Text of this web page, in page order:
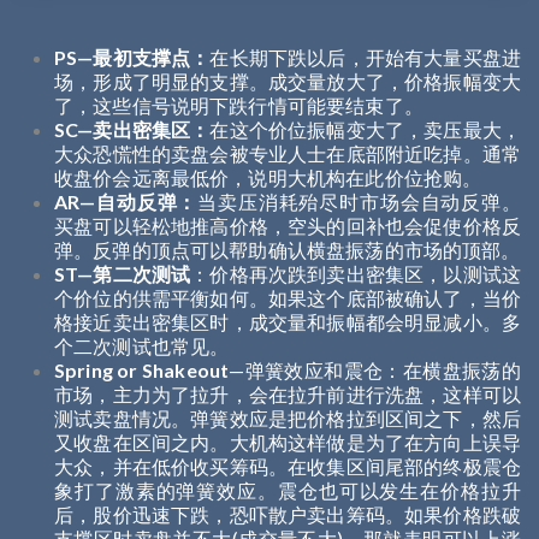
PS—最初支撑点：在长期下跌以后，开始有大量买盘进
场，形成了明显的支撑。成交量放大了，价格振幅变大
了，这些信号说明下跌行情可能要结束了。
SC—卖出密集区：在这个价位振幅变大了，卖压最大，
大众恐慌性的卖盘会被专业人士在底部附近吃掉。通常
收盘价会远离最低价，说明大机构在此价位抢购。
AR—自动反弹： 当卖压消耗殆尽时市场会自动反弹。
买盘可以轻松地推高价格，空头的回补也会促使价格反
弹。反弹的顶点可以帮助确认横盘振荡的市场的顶部。
ST—第二次测试 ：价格再次跌到卖出密集区，以测试这
个价位的供需平衡如何。如果这个底部被确认了，当价
格接近卖出密集区时，成交量和振幅都会明显减小。多
个二次测试也常见。
Spring or Shakeout—弹簧效应和震仓：在横盘振荡的
市场，主力为了拉升，会在拉升前进行洗盘，这样可以
测试卖盘情况。弹簧效应是把价格拉到区间之下，然后
又收盘在区间之内。大机构这样做是为了在方向上误导
大众，并在低价收买筹码。在收集区间尾部的终极震仓
象打了激素的弹簧效应。震仓也可以发生在价格拉升
后，股价迅速下跌，恐吓散户卖出筹码。如果价格跌破